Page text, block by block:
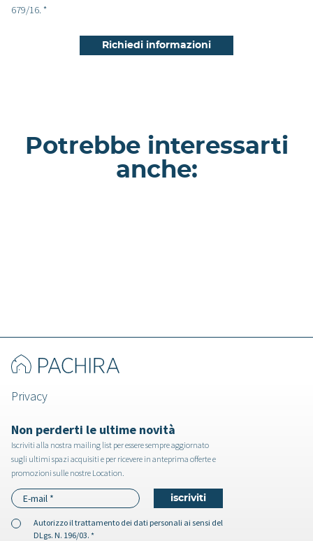
679/16. *
Potrebbe interessarti
anche:
Privacy
Non perderti le ultime novità
Iscriviti alla nostra mailing list per essere sempre aggiornato
sugli ultimi spazi acquisiti e per ricevere in anteprima offerte e
promozioni sulle nostre Location.
Autorizzo iltrattamento dei dati personali ai sensi del
DLgs. N. 196/03. *